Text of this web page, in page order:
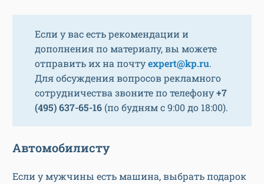
Если у вас есть рекомендации и
дополнения по материалу, вы можете
отправить их на почтуexpert@kp.ru.
Для обсуждения вопросов рекламного
сотрудничества звоните по телефону+7
(495) 637-65-16 (по будням с 9:00 до 18:00).
Автомобилисту
Если у мужчины есть машина, выбрать подарок